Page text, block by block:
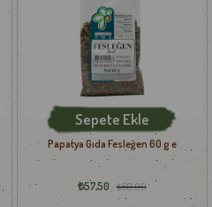
Papatya Gıda Fesleğen 60 g e
₺57,50 ₺69,00
Sepete Ekle